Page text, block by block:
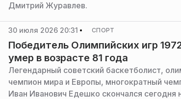
Дмитрий Журавлев.
30 июля 2026 20:31 СПОРТ
Победитель Олимпийских игр
умер в возрасте 81 года
Легендарный советский баскетболист,
чемпион мира и Европы, многократный
Иван Иванович Едешко скончался